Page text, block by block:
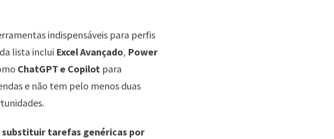
indispensáveis para perfis
lista inclui Excel Avançado, Power
ChatGPT e Copilot para
e não tem pelo menos duas
substituir tarefas genéricas por